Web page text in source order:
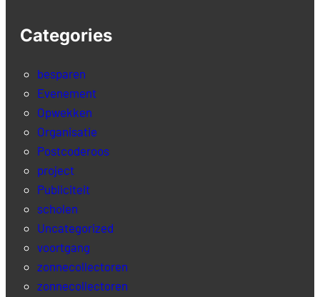
Categories
besparen
Evenement
Opwekken
Organisatie
Postcoderoos
project
Publiciteit
scholen
Uncategorized
voortgang
zonnecollectoren
zonnecollectoren